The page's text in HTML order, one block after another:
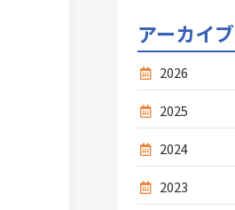
アーカイブ
2026
2025
2024
2023